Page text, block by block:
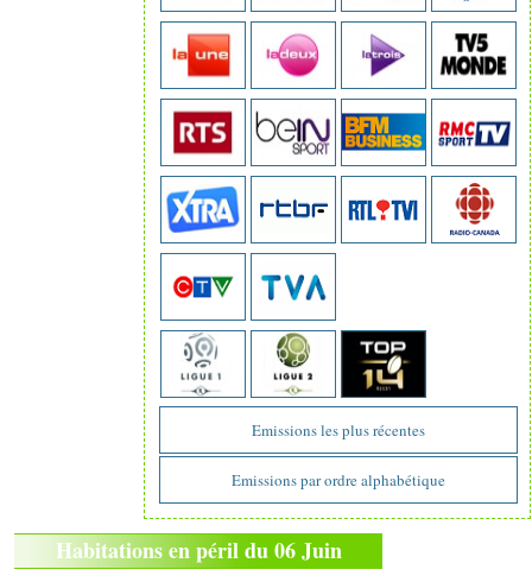
Emissions les plus récentes
Emissions par ordre alphabétique
Habitations en péril du 06 Juin